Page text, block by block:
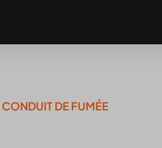
CONDUIT DE FUMÉE